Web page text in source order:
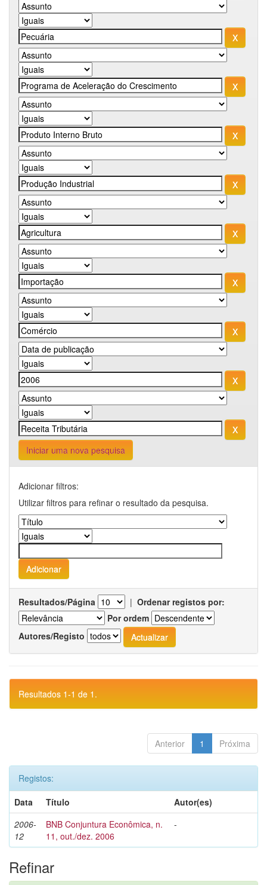
Iniciar uma nova pesquisa
Adicionar filtros:
Utilizar filtros para refinar o resultado da pesquisa.
Resultados/Página | Ordenar registos por:
Por ordem
Autores/Registo
Resultados 1-1 de 1.
Anterior 1 Próxima
Registos:
Data
Título
Autor(es)
2006-
12
BNB Conjuntura Econômica, n.
11, out./dez. 2006
-
Refinar